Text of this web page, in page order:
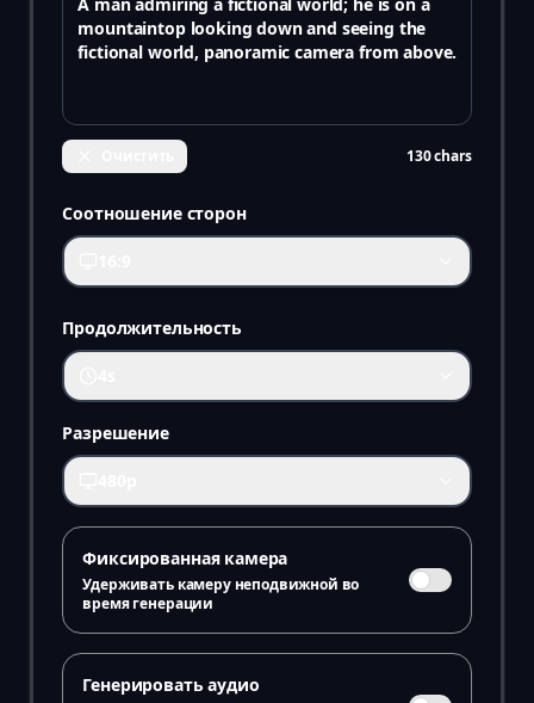
130chars
Соотношение сторон
Продолжительность
Разрешение
Фиксированная камера
Удерживать камеру неподвижной во
время генерации
Генерировать аудио